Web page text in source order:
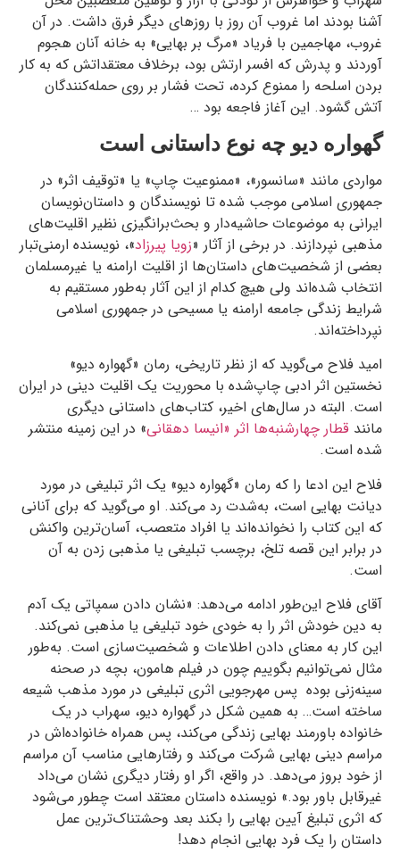
آشنا بودند اما غروب آن روز با روزهای دیگر فرق داشت. در آن
غروب، مهاجمین با فریاد «مرگ بر بهایی» به خانه‌ آنان هجوم
آوردند و پدرش که افسر ارتش بود، برخلاف معتقداتش که به کار
بردن اسلحه را ممنوع کرده، تحت فشار بر روی حمله‌کنندگان
آتش گشود. این آغاز فاجعه بود …
گهواره‌ دیو چه نوع داستانی است
مواردی مانند «سانسور»، «ممنوعیت چاپ» یا «توقیف اثر» در
جمهوری اسلامی موجب شده تا نویسندگان و داستان‌نویسان
ایرانی به موضوعات حاشیه‌دار و بحث‌برانگیزی نظیر اقلیت‌های
مذهبی نپردازند. در برخی از آثار «زویا پیرزاد»، نویسنده ارمنی‌تبار
بعضی از شخصیت‌های داستان‌ها از اقلیت ارامنه یا غیرمسلمان
انتخاب شده‌اند ولی هیچ کدام از این آثار به‌طور مستقیم به
شرایط زندگی جامعه ارامنه یا مسیحی در جمهوری اسلامی
نپرداخته‌اند.
امید فلاح می‌گوید که از نظر تاریخی، رمان «گهواره‌ دیو»
نخستین اثر ادبی چاپ‌شده با محوریت یک اقلیت‌ دینی در ایران
است. البته در سال‌های اخیر، کتاب‌های داستانی دیگری
مانند قطار چهارشنبه‌ها اثر «انیسا دهقانی» در این زمینه منتشر
شده است.
فلاح این ادعا را که رمان «گهواره‌ دیو» یک اثر تبلیغی در مورد
دیانت بهایی است، به‌شدت رد می‌کند. او می‌گوید که برای آنانی
که این کتاب را نخوانده‌اند یا افراد متعصب، آسان‌ترین واکنش
در برابر این قصه تلخ، برچسب تبلیغی یا مذهبی زدن به آن
است.
آقای فلاح این‌طور ادامه می‌دهد: «نشان دادن سمپاتی یک آدم
به دین خودش اثر را به خودی خود تبلیغی یا مذهبی نمی‌کند.
این کار به معنای دادن اطلاعات و شخصیت‌سازی است. به‌طور
مثال نمی‌توانیم بگوییم چون در فیلم هامون، بچه در صحنه‌
سینه‌زنی بوده پس مهرجویی اثری تبلیغی در مورد مذهب شیعه
ساخته است… به همین شکل در گهواره‌ دیو، سهراب در یک
خانواده باورمند بهایی زندگی می‌کند، پس همراه خانواده‌اش در
مراسم دینی بهایی شرکت می‌کند و رفتارهایی مناسب آن مراسم
از خود بروز می‌دهد. در واقع، اگر او رفتار دیگری نشان می‌داد
غیرقابل باور بود.» نویسنده‌ داستان معتقد است چطور می‌شود
که اثری تبلیغ آیین بهایی را بکند بعد وحشتناک‌ترین عمل
داستان را یک فرد بهایی انجام دهد!